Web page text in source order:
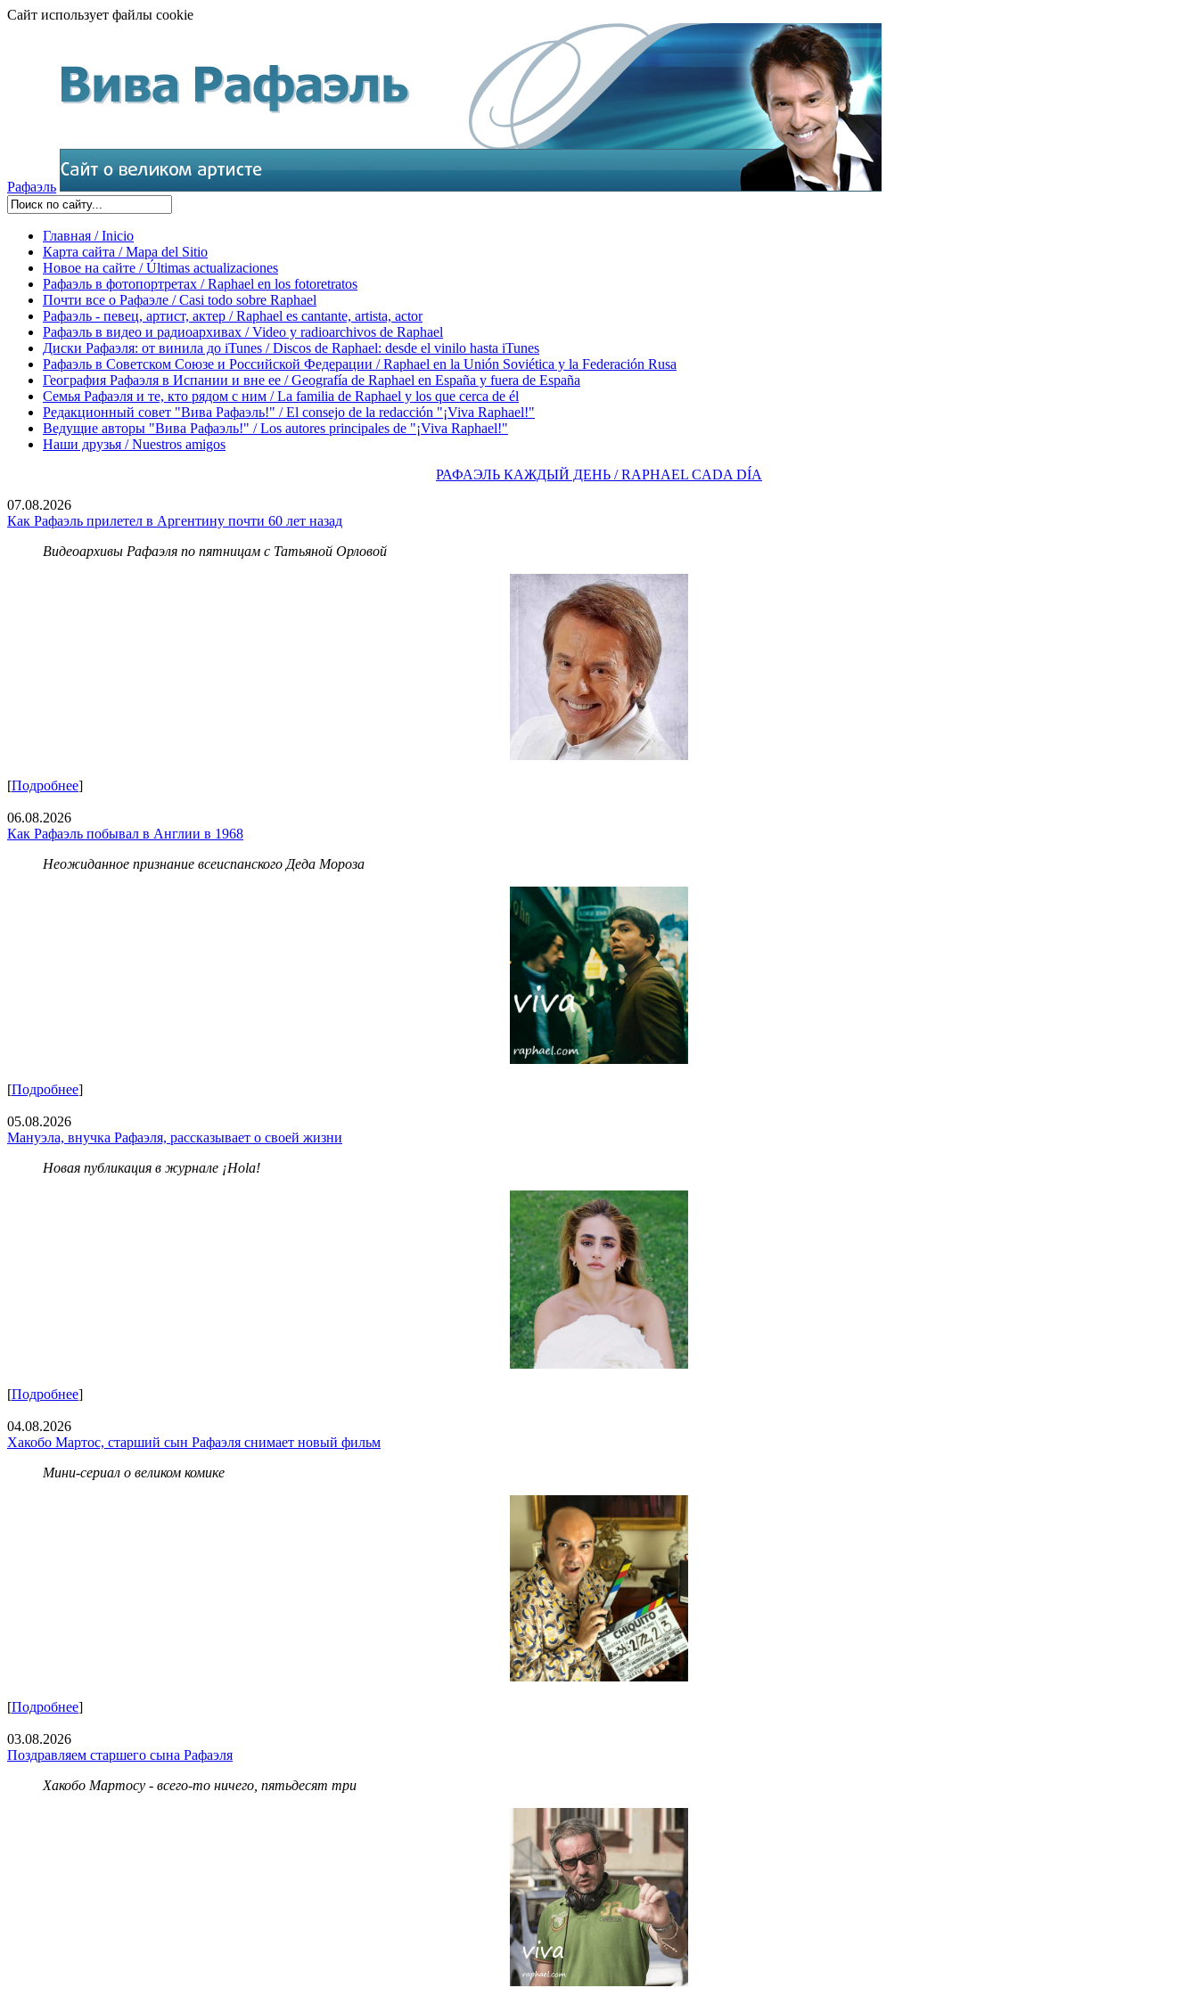
Сайт использует файлы cookie
Рафаэль
Главная / Inicio
Карта сайта / Mapa del Sitio
Новое на сайте / Últimas actualizaciones
Рафаэль в фотопортретах / Raphael en los fotoretratos
Почти все о Рафаэле / Casi todo sobre Raphael
Рафаэль - певец, артист, актер / Raphael es cantante, artista, actor
Рафаэль в видео и радиоархивах / Video y radioarchivos de Raphael
Диски Рафаэля: от винила до iTunes / Discos de Raphael: desde el vinilo hasta iTunes
Рафаэль в Советском Союзе и Российской Федерации / Raphael en la Unión Soviética y la Federación Rusa
География Рафаэля в Испании и вне ее / Geografía de Raphael en España y fuera de España
Семья Рафаэля и те, кто рядом с ним / La familia de Raphael y los que cerca de él
Редакционный совет "Вива Рафаэль!" / El consejo de la redacción "¡Viva Raphael!"
Ведущие авторы "Вива Рафаэль!" / Los autores principales de "¡Viva Raphael!"
Наши друзья / Nuestros amigos
РАФАЭЛЬ КАЖДЫЙ ДЕНЬ / RAPHAEL CADA DÍA
07.08.2026
Как Рафаэль прилетел в Аргентину почти 60 лет назад
Видеоархивы Рафаэля по пятницам с Татьяной Орловой
[Подробнее]
06.08.2026
Как Рафаэль побывал в Англии в 1968
Неожиданное признание всеиспанского Деда Мороза
[Подробнее]
05.08.2026
Мануэла, внучка Рафаэля, рассказывает о своей жизни
Новая публикация в журнале ¡Hola!
[Подробнее]
04.08.2026
Хакобо Мартос, старший сын Рафаэля снимает новый фильм
Мини-сериал о великом комике
[Подробнее]
03.08.2026
Поздравляем старшего сына Рафаэля
Хакобо Мартосу - всего-то ничего, пятьдесят три